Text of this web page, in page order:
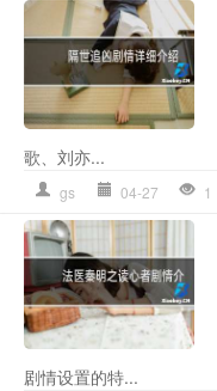
歌、刘亦...
gs 04-27 1
剧情设置的特...